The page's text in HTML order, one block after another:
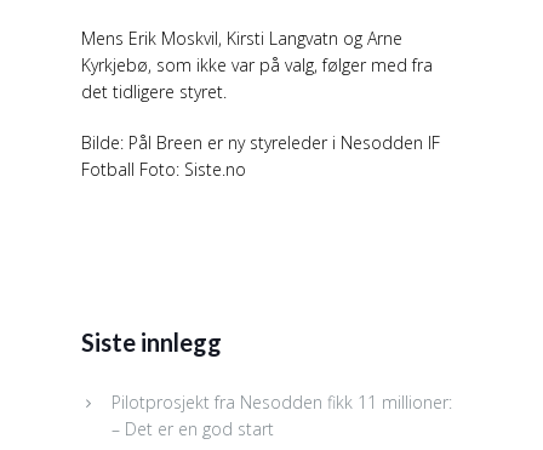
Mens Erik Moskvil, Kirsti Langvatn og Arne
Kyrkjebø, som ikke var på valg, følger med fra
det tidligere styret.
Bilde: Pål Breen er ny styreleder i Nesodden IF
Fotball Foto: Siste.no
Siste innlegg
Pilotprosjekt fra Nesodden fikk 11 millioner:
– Det er en god start